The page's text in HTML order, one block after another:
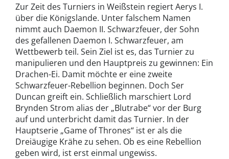
Zur Zeit des Turniers in Weißstein regiert Aerys I.
über die Königslande. Unter falschem Namen
nimmt auch Daemon II. Schwarzfeuer, der Sohn
des gefallenen Daemon I. Schwarzfeuer, am
Wettbewerb teil. Sein Ziel ist es, das Turnier zu
manipulieren und den Hauptpreis zu gewinnen: Ein
Drachen-Ei. Damit möchte er eine zweite
Schwarzfeuer-Rebellion beginnen. Doch Ser
Duncan greift ein. Schließlich marschiert Lord
Brynden Strom alias der „Blutrabe“ vor der Burg
auf und unterbricht damit das Turnier. In der
Hauptserie „Game of Thrones“ ist er als die
Dreiäugige Krähe zu sehen. Ob es eine Rebellion
geben wird, ist erst einmal ungewiss.